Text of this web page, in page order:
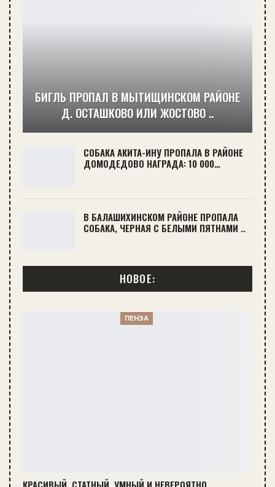
БИГЛЬ ПРОПАЛ В МЫТИЩИНСКОМ РАЙОНЕ
Д. ОСТАШКОВО ИЛИ ЖОСТОВО ..
СОБАКА АКИТА-ИНУ ПРОПАЛА В РАЙОНЕ
ДОМОДЕДОВО НАГРАДА: 10 000…
В БАЛАШИХИНСКОМ РАЙОНЕ ПРОПАЛА
СОБАКА, ЧЕРНАЯ С БЕЛЫМИ ПЯТНАМИ ..
НОВОЕ:
ПЕНЗА
КРАСИВЫЙ, СТАТНЫЙ, УМНЫЙ И НЕВЕРОЯТНО